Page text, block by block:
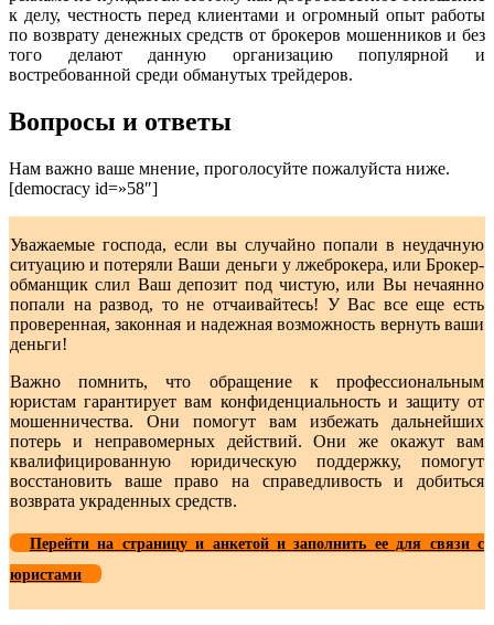
к делу, честность перед клиентами и огромный опыт работы
по возврату денежных средств от брокеров мошенников и без
того делают данную организацию популярной и
востребованной среди обманутых трейдеров.
Вопросы и ответы
Нам важно ваше мнение, проголосуйте пожалуйста ниже.
[democracy id=»58″]
Уважаемые господа, если вы случайно попали в неудачную
ситуацию и потеряли Ваши деньги у лжеброкера, или Брокер-
обманщик слил Ваш депозит под чистую, или Вы нечаянно
попали на развод, то не отчаивайтесь! У Вас все еще есть
проверенная, законная и надежная возможность вернуть ваши
деньги!
Важно помнить, что обращение к профессиональным
юристам гарантирует вам конфиденциальность и защиту от
мошенничества. Они помогут вам избежать дальнейших
потерь и неправомерных действий. Они же окажут вам
квалифицированную юридическую поддержку, помогут
восстановить ваше право на справедливость и добиться
возврата украденных средств.
Перейти на страницу и анкетой и заполнить ее для связи с
юристами